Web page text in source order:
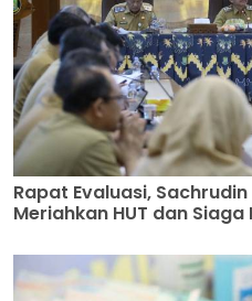
Rapat Evaluasi,
Meriahkan HUT dan